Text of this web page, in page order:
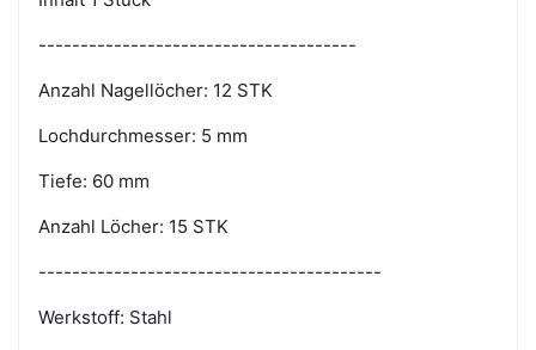
--------------------------------------
Anzahl Nagellöcher: 12 STK
Lochdurchmesser: 5 mm
Tiefe: 60 mm
Anzahl Löcher: 15 STK
-----------------------------------------
Werkstoff: Stahl